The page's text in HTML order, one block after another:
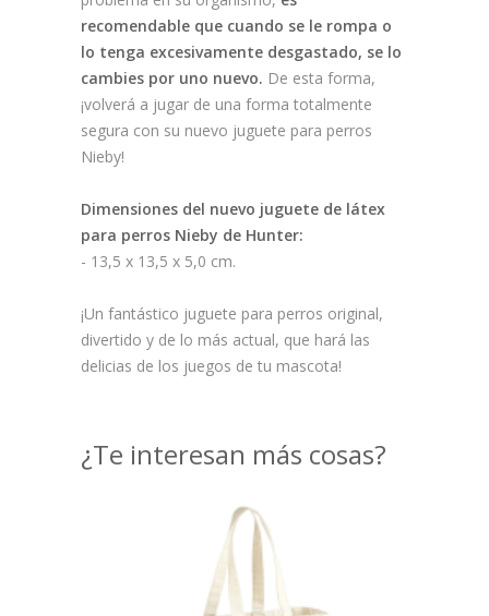
recomendable que cuando se le rompa o
lo tenga excesivamente desgastado, se lo
cambies por uno nuevo. De esta forma,
¡volverá a jugar de una forma totalmente
segura con su nuevo juguete para perros
Nieby!
Dimensiones del nuevo juguete de látex
para perros Nieby de Hunter:
- 13,5 x 13,5 x 5,0 cm.
¡Un fantástico juguete para perros original,
divertido y de lo más actual, que hará las
delicias de los juegos de tu mascota!
¿Te interesan más cosas?